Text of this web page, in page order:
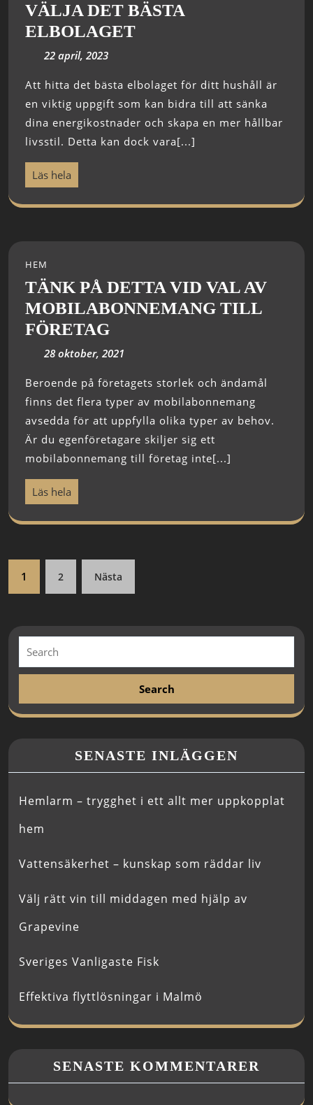
VÄLJA DET BÄSTA
ELBOLAGET
22 april, 2023
Att hitta det bästa elbolaget för ditt hushåll är
en viktig uppgift som kan bidra till att sänka
dina energikostnader och skapa en mer hållbar
livsstil. Detta kan dock vara[...]
Läs hela
HEM
TÄNK PÅ DETTA VID VAL AV
MOBILABONNEMANG TILL
FÖRETAG
28 oktober, 2021
Beroende på företagets storlek och ändamål
finns det flera typer av mobilabonnemang
avsedda för att uppfylla olika typer av behov.
Är du egenföretagare skiljer sig ett
mobilabonnemang till företag inte[...]
Läs hela
1 2 Nästa
SENASTE INLÄGGEN
Hemlarm – trygghet i ett allt mer uppkopplat
hem
Vattensäkerhet – kunskap som räddar liv
Välj rätt vin till middagen med hjälp av
Grapevine
Sveriges Vanligaste Fisk
Effektiva flyttlösningar i Malmö
SENASTE KOMMENTARER